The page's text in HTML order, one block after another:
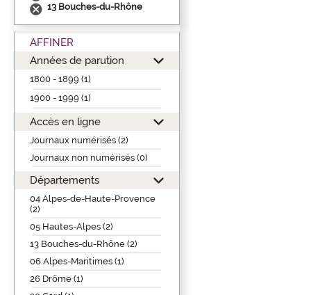
13 Bouches-du-Rhône
AFFINER
Années de parution
1800 - 1899 (1)
1900 - 1999 (1)
Accès en ligne
Journaux numérisés (2)
Journaux non numérisés (0)
Départements
04 Alpes-de-Haute-Provence
(2)
05 Hautes-Alpes (2)
13 Bouches-du-Rhône (2)
06 Alpes-Maritimes (1)
26 Drôme (1)